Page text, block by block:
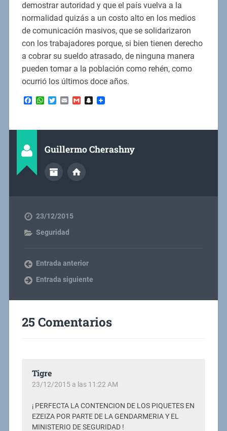
demostrar autoridad y que el país vuelva a la
normalidad quizás a un costo alto en los medios
de comunicación masivos, que se solidarizaron
con los trabajadores porque, si bien tienen derecho
a cobrar su sueldo atrasado, de ninguna manera
pueden tomar a la población como rehén, como
ocurrió los últimos doce años.
Facebook
WhatsApp
TwitterEmailGmailSnapchat
Guillermo Cherashny
23/12/2015
Seguridad
Entrada anterior
Entrada siguiente
25 Comentarios
Tigre
23/12/2015 a las 11:22 AM
¡ PERFECTA LA CONTENCION DE LOS PIQUETES EN
EZEIZA POR PARTE DE LA GENDARMERIA Y EL
MINISTERIO DE SEGURIDAD !